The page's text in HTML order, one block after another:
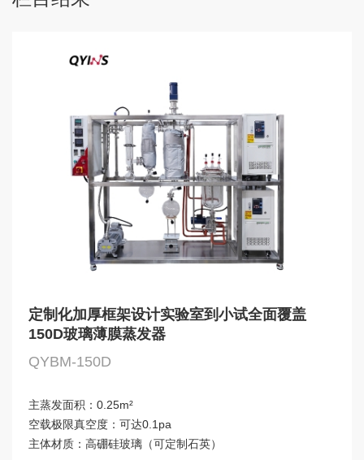
定制化加厚框架设计实验室到小试全面覆盖
150D玻璃薄膜蒸发器
QYBM-150D
主蒸发面积： 0.25m²
空载极限真空度： 可达0.1pa
主体材质： 高硼硅玻璃（可定制石英）